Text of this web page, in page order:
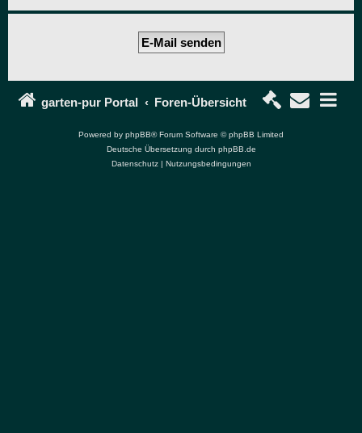
garten-pur Portal Foren-Übersicht
Powered by phpBB® Forum Software © phpBB Limited
Deutsche Übersetzung durch phpBB.de
Datenschutz| Nutzungsbedingungen